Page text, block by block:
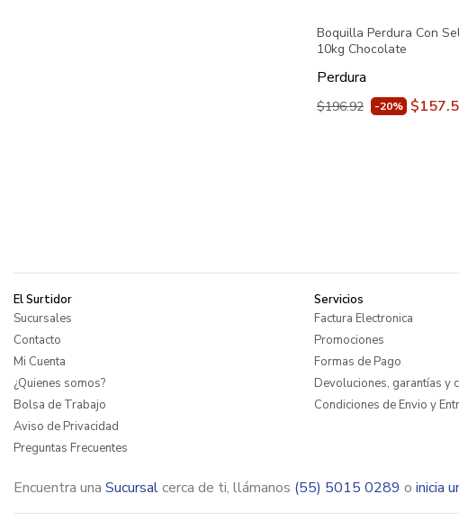
Boquilla Perdura Con
10kg Chocolate
Perdura
$196.92 -20%
El Surtidor
Sucursales
Contacto
Mi Cuenta
¿Quienes somos?
Bolsa de Trabajo
Aviso de Privacidad
Preguntas Frecuentes
Servicios
Factura Electronica
Promociones
Formas de Pago
Devoluciones, garantías y
Condiciones de Envio y
Encuentra una Sucursalcerca de ti, llámanos (55) 5015 0289 o inicia